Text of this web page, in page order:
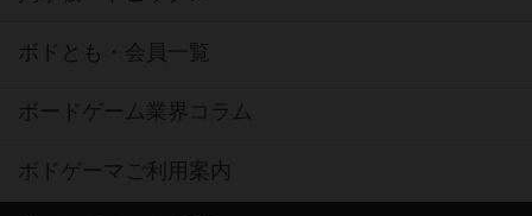
ボドとも・会員一覧
ボードゲーム業界コラム
ボドゲーマご利用案内